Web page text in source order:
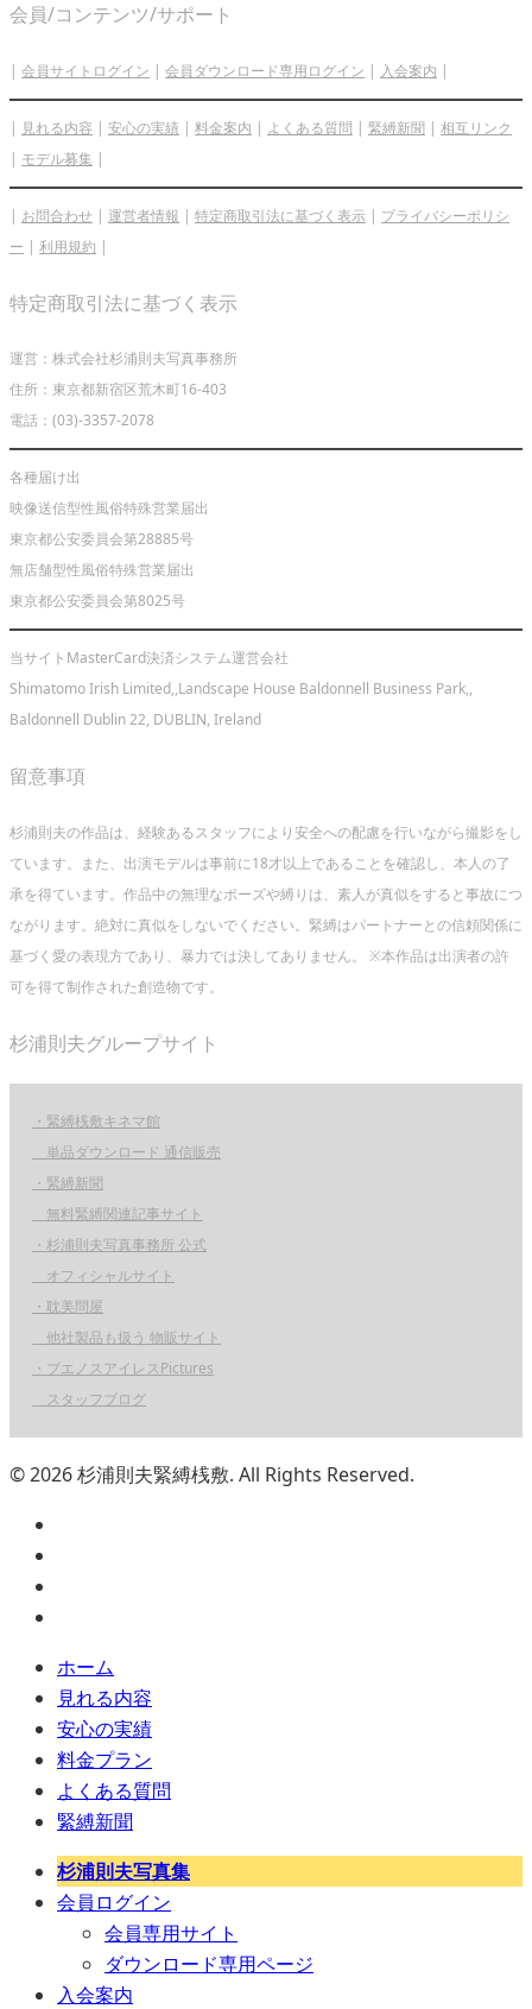
会員/コンテンツ/サポート
| 会員サイトログイン | 会員ダウンロード専用ログイン | 入会案内 |
| 見れる内容 | 安心の実績 | 料金案内 | よくある質問 | 緊縛新聞 | 相互リンク
| モデル募集 |
| お問合わせ | 運営者情報 | 特定商取引法に基づく表示 | プライバシーポリシ
ー | 利用規約 |
特定商取引法に基づく表示
運営：株式会社杉浦則夫写真事務所
住所：東京都新宿区荒木町16-403
電話：(03)-3357-2078
各種届け出
映像送信型性風俗特殊営業届出
東京都公安委員会第28885号
無店舗型性風俗特殊営業届出
東京都公安委員会第8025号
当サイトMasterCard決済システム運営会社
Shimatomo Irish Limited,,Landscape House Baldonnell Business Park,,
Baldonnell Dublin 22, DUBLIN, Ireland
留意事項
杉浦則夫の作品は、経験あるスタッフにより安全への配慮を行いながら撮影をし
ています。また、出演モデルは事前に18才以上であることを確認し、本人の了
承を得ています。作品中の無理なポーズや縛りは、素人が真似をすると事故につ
ながります。絶対に真似をしないでください。緊縛はパートナーとの信頼関係に
基づく愛の表現方であり、暴力では決してありません。 ※本作品は出演者の許
可を得て制作された創造物です。
杉浦則夫グループサイト
・緊縛桟敷キネマ館
単品ダウンロード 通信販売
・緊縛新聞
無料緊縛関連記事サイト
・杉浦則夫写真事務所 公式
オフィシャルサイト
・耽美問屋
他社製品も扱う 物販サイト
・ブエノスアイレスPictures
スタッフブログ
© 2026 杉浦則夫緊縛桟敷. All Rights Reserved.
ホーム
見れる内容
安心の実績
料金プラン
よくある質問
緊縛新聞
杉浦則夫写真集
会員ログイン
会員専用サイト
ダウンロード専用ページ
入会案内